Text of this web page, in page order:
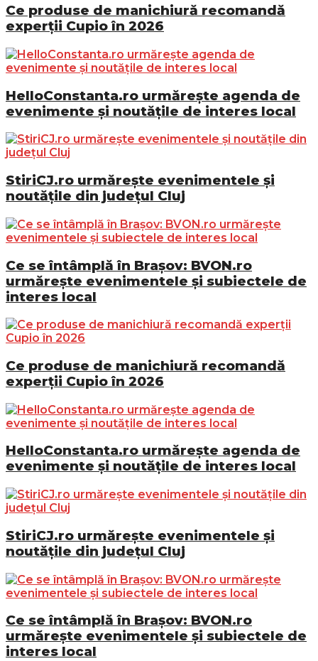
Ce produse de manichiură recomandă
experții Cupio în 2026
HelloConstanta.ro urmărește agenda de
evenimente și noutățile de interes local
StiriCJ.ro urmărește evenimentele și
noutățile din județul Cluj
Ce se întâmplă în Brașov: BVON.ro
urmărește evenimentele și subiectele de
interes local
Ce produse de manichiură recomandă
experții Cupio în 2026
HelloConstanta.ro urmărește agenda de
evenimente și noutățile de interes local
StiriCJ.ro urmărește evenimentele și
noutățile din județul Cluj
Ce se întâmplă în Brașov: BVON.ro
urmărește evenimentele și subiectele de
interes local